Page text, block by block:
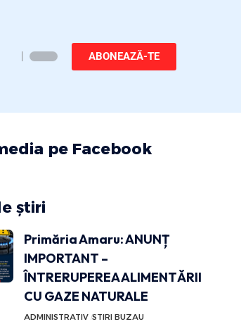
ABONEAZĂ-TE
pe Facebook
știri
Primăria Amaru: ANUNȚ
IMPORTANT –
ÎNTRERUPEREA ALIMENTĂRII
CU GAZE NATURALE
ADMINISTRATIV STIRI BUZAU